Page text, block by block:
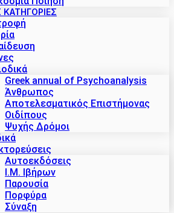
Greek annual of Psychoanalysis
Άνθρωπος
Αποτελεσματικός Επιστήμονας
Οιδίπους
Ψυχής Δρόμοι
Αυτοεκδόσεις
Ι.Μ. Ιβήρων
Παρουσία
Πορφύρα
Σύναξη